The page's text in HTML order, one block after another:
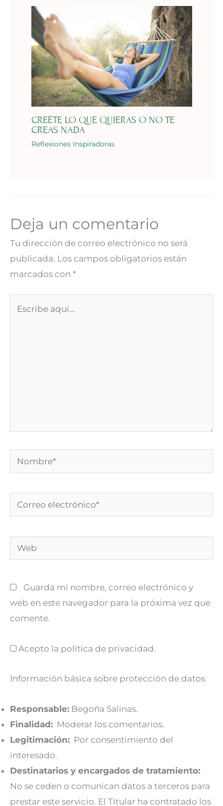
CREÉTE LO QUE QUIERAS O NO TE
CREAS NADA
Reflexiones Inspiradoras
Deja un comentario
Tu dirección de correo electrónico no será
publicada. Los campos obligatorios están
marcados con *
Nombre*
Correo
electrónico*
Web
Guarda mi nombre, correo electrónico y
web en este navegador para la próxima vez que
comente.
Acepto la política de privacidad.
Información básica sobre protección de datos
Responsable: Begoña Salinas.
Finalidad: Moderar los comentarios.
Legitimación: Por consentimiento del
interesado.
Destinatarios y encargados de tratamiento:
No se ceden o comunican datos a terceros para
prestar este servicio. El Titular ha contratado los